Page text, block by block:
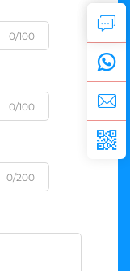
0/100
0/100
0/200